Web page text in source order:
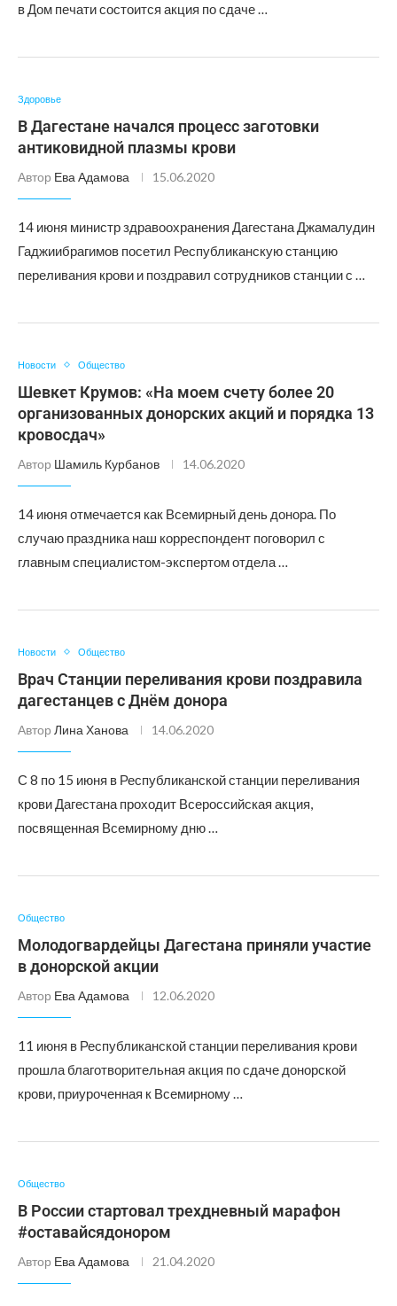
в Дом печати состоится акция по сдаче …
Здоровье
В Дагестане начался процесс заготовки
антиковидной плазмы крови
Автор Ева Адамова 15.06.2020
14 июня министр здравоохранения Дагестана Джамалудин
Гаджиибрагимов посетил Республиканскую станцию
переливания крови и поздравил сотрудников станции с …
Новости Общество
Шевкет Крумов: «На моем счету более 20
организованных донорских акций и порядка 13
кровосдач»
Автор Шамиль Курбанов 14.06.2020
14 июня отмечается как Всемирный день донора. По
случаю праздника наш корреспондент поговорил с
главным специалистом-экспертом отдела …
Новости Общество
Врач Станции переливания крови поздравила
дагестанцев с Днём донора
Автор Лина Ханова 14.06.2020
С 8 по 15 июня в Республиканской станции переливания
крови Дагестана проходит Всероссийская акция,
посвященная Всемирному дню …
Общество
Молодогвардейцы Дагестана приняли участие
в донорской акции
Автор Ева Адамова 12.06.2020
11 июня в Республиканской станции переливания крови
прошла благотворительная акция по сдаче донорской
крови, приуроченная к Всемирному …
Общество
В России стартовал трехдневный марафон
#оставайсядонором
Автор Ева Адамова 21.04.2020